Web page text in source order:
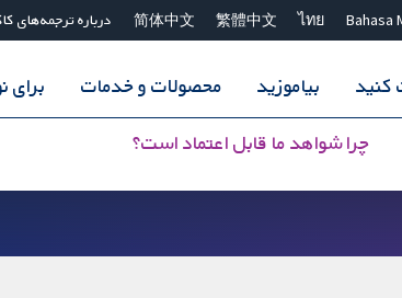
Bahasa
ไทย
繁體中文
简体中文 درباره ترجمه‌های
چرا شواهد ما قابل اعتماد است؟
کنید بیاموزید محصولات و خدمات برای